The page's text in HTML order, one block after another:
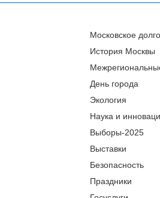
Московское
История Москвы
День города
Экология
Наука и
Выборы-2025
Выставки
Безопасность
Праздники